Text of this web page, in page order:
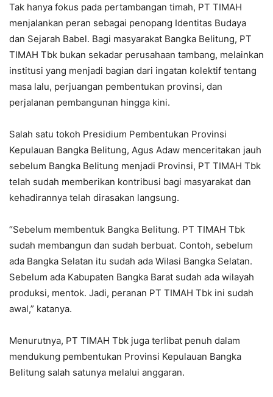
Tak hanya fokus pada pertambangan timah, PT TIMAH
menjalankan peran sebagai penopang Identitas Budaya
dan Sejarah Babel. Bagi masyarakat Bangka Belitung, PT
TIMAH Tbk bukan sekadar perusahaan tambang, melainkan
institusi yang menjadi bagian dari ingatan kolektif tentang
masa lalu, perjuangan pembentukan provinsi, dan
perjalanan pembangunan hingga kini.
Salah satu tokoh Presidium Pembentukan Provinsi
Kepulauan Bangka Belitung, Agus Adaw menceritakan jauh
sebelum Bangka Belitung menjadi Provinsi, PT TIMAH Tbk
telah sudah memberikan kontribusi bagi masyarakat dan
kehadirannya telah dirasakan langsung.
“Sebelum membentuk Bangka Belitung. PT TIMAH Tbk
sudah membangun dan sudah berbuat. Contoh, sebelum
ada Bangka Selatan itu sudah ada Wilasi Bangka Selatan.
Sebelum ada Kabupaten Bangka Barat sudah ada wilayah
produksi, mentok. Jadi, peranan PT TIMAH Tbk ini sudah
awal,” katanya.
Menurutnya, PT TIMAH Tbk juga terlibat penuh dalam
mendukung pembentukan Provinsi Kepulauan Bangka
Belitung salah satunya melalui anggaran.